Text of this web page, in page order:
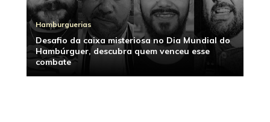
Hamburguerias
Desafio da caixa misteriosa no Dia Mundial do
Hambúrguer, descubra quem venceu esse
combate